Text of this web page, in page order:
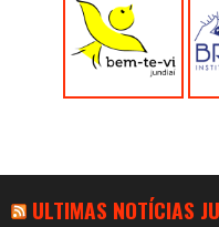
ULTIMAS NOTÍCIAS